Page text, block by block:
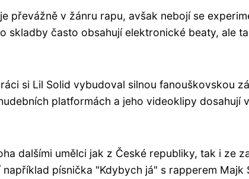
převážně v žánru rapu, avšak nebojí se
skladby často obsahují elektronické beaty, ale
si Lil Solid vybudoval silnou fanouškovskou
platformách a jeho videoklipy dosahují
dalšími umělci jak z České republiky, tak i ze
písnička "Kdybych já" s rapperem Majk